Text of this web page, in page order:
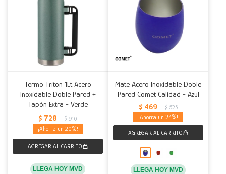
Termo Triton 1Lt Acero
Inoxidable Doble Pared +
Tapón Extra - Verde
$ 728 $ 910
20
LLEGA HOY MVD
Mate Acero Inoxidable Doble
Pared Comet Calidad - Azul
$ 469 $ 625
24
LLEGA HOY MVD